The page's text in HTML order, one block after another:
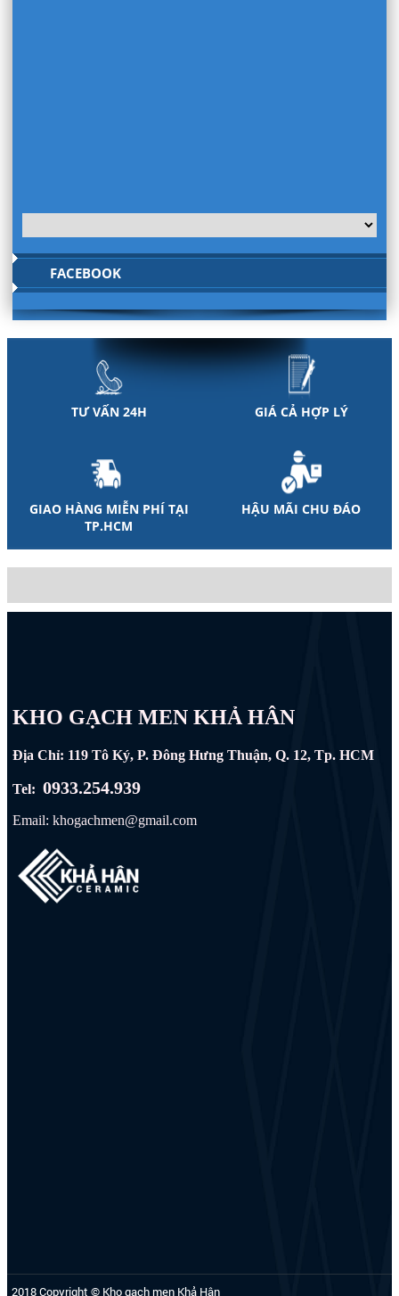
FACEBOOK
TƯ VẤN 24H GIÁ CẢ HỢP LÝ
GIAO HÀNG MIỄN PHÍ TẠI
TP.HCM
HẬU MÃI CHU ĐÁO
KHO GẠCH MEN KHẢ HÂN
Địa Chỉ: 119 Tô Ký, P. Đông Hưng Thuận, Q. 12, Tp. HCM
Tel:0933.254.939
Email: khogachmen@gmail.com
2018 Copyright © Kho gạch men Khả Hân